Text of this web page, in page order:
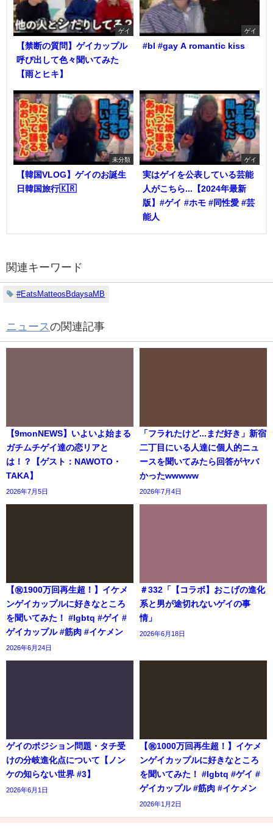
ゲイ
【禁断の質問】ゲイカップル
呼び出して色々聞いてみた
【雨とヒキ】
ゲイ
#bl #gay A romantic kiss
未分類
【韓国VLOG】ゲイのお誕生
日韓国旅行🇰🇷
ゲイ
実はゲイを公表している芸能
人がこちら...【2024年最新
版】#ゲイ #ホモ #同性愛 #芸
能人
関連キーワード
#EatsMatteosBdaysaMB
ニュースの関連記事
【9monNEWS】いよいよ始まる
ガチムチゲイ達の恋リアと
は！？【ゲスト：NAWOTO・
TAKA】
2026年7月5日
「フラれたけど...まだ好き」新宿
二丁目にいる人達に個人的ニュ
ースを聞いてみたら回答がヤバ
かったwwwww
2026年7月4日
【㊗️1900万回再生超！】イケメ
ンゲイカップルに好きなところ
を聞いてみた！ #lgbtq #ゲイ #
ゲイカップル #筋肉 #イケメン
2026年6月24日
＃332「【コラボ】おこげの進化
系と男が途切れないゲイの事
情」
2026年6月18日
ゲイのポジション問題・タチ受
けの分岐進化点について【ノン
ケの知らない世界 #3】
2026年6月1日
【㊗️1000万回再生超！】イケメ
ンゲイカップルに好きなところ
を聞いてみた！ #lgbtq #ゲイ #
ゲイカップル #筋肉 #イケメン
2026年1月2日